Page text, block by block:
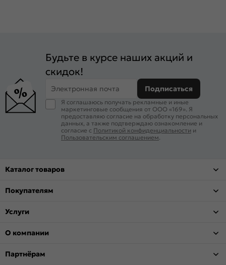
Будьте в курсе наших акций и
скидок!
Электронная почта Подписаться
Я соглашаюсь получать рекламные и иные
маркетинговые сообщения от ООО «169». Я
предоставляю согласие на обработку персональных
данных, а также подтверждаю ознакомление и
согласие с Политикой конфиденциальности и
Пользовательским соглашением.
Каталог товаров
Покупателям
Услуги
О компании
Партнёрам